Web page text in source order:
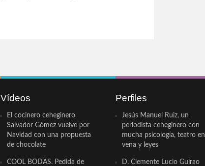
Vídeos
El cocinero ceheginero
Salvador Gómez vuelve por
Navidad con una propuesta
de chocolate
COOL BODAS. Pedida de
Perfiles
Jesús Manuel Ruiz, un
periodista ceheginero con
mucha psicología, teatro en
vena y leyes
D. Clemente Lucio Guirao